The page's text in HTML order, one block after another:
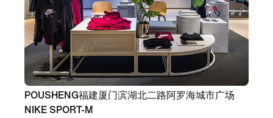
POUSHENG福建厦门滨湖北二路阿罗海城市广场
NIKE SPORT-M